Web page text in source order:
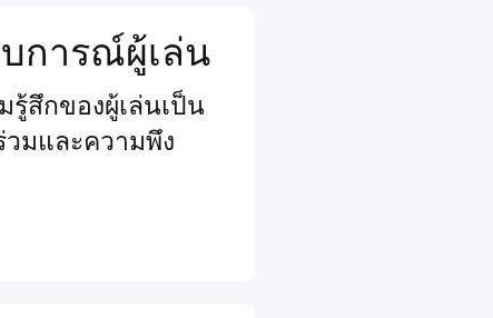
การณ์ผู้เล่น
สึกของผู้เล่นเป็น
มและความพึง